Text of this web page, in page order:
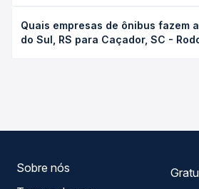
duração exata de cada opção na
para Caçador, SC - Rodoviária custa
e varia conforme a data da viagem, a
Quais empresas de ônibus fazem
do Sul, RS para Caçador, SC -
Sobre nós